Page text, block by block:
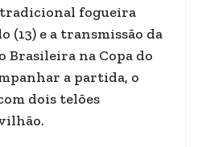
fogueira
(13) e a transmissão da
Brasileira na Copa do
a partida, o
dois telões